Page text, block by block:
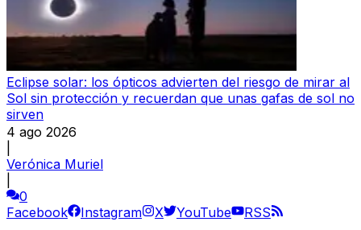
Eclipse solar: los ópticos advierten del riesgo de mirar al
Sol sin protección y recuerdan que unas gafas de sol no
sirven
4 ago 2026
Verónica Muriel
0
Facebook
Instagram X YouTube
RSS